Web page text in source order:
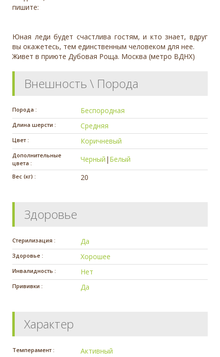
пишите:
Юная леди будет счастлива гостям, и кто знает, вдруг
вы окажетесь, тем единственным человеком для нее.
Живет в приюте Дубовая Роща. Москва (метро ВДНХ)
Внешность \ Порода
Порода : Беспородная
Длина шерсти : Средняя
Цвет : Коричневый
Дополнительные
цвета :
Черный | Белый
Вес (кг) : 20
Здоровье
Стерилизация : Да
Здоровье : Хорошее
Инвалидность : Нет
Прививки : Да
Характер
Темперамент : Активный